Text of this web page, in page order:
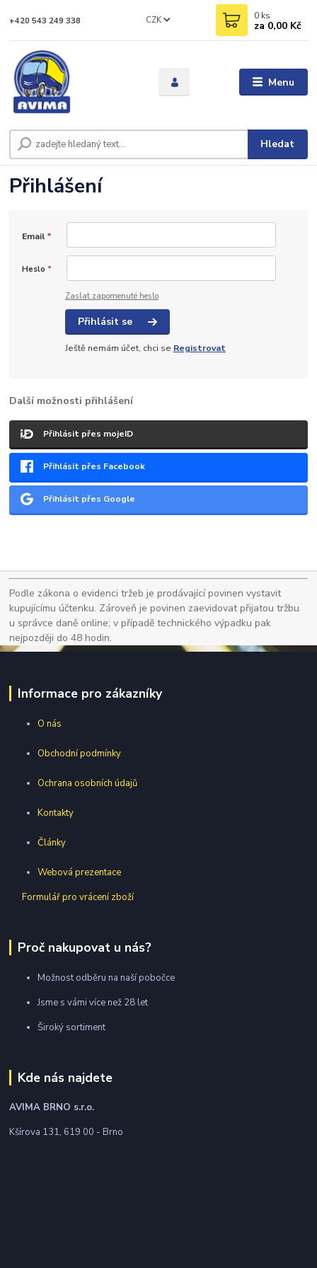
Menu
CZK
Hledat
+420 543 249 338 0 ks
za 0,00 Kč
Přihlášení
Email *
Heslo *
Zaslat zapomenuté heslo
Přihlásit se
Ještě nemám účet, chci se Registrovat
Další možnosti přihlášení
Přihlásit přes mojeID
Přihlásit přes Facebook
Přihlásit přes Google
Podle zákona o evidenci tržeb je prodávající povinen vystavit
kupujícímu účtenku. Zároveň je povinen zaevidovat přijatou tržbu
u správce daně online; v případě technického výpadku pak
nejpozději do 48 hodin.
Informace pro zákazníky
O nás
Obchodní podmínky
Ochrana osobních údajů
Kontakty
Články
Webová prezentace
Formulář pro vrácení zboží
Proč nakupovat u nás?
Možnost odběru na naší pobočce
Jsme s vámi více než 28 let
Široký sortiment
Kde nás najdete
AVIMA BRNO s.r.o.
Kšírova 131, 619 00 - Brno